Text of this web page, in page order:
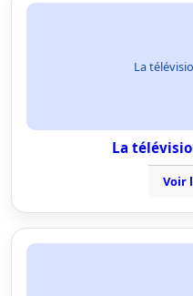
La
La
Voir